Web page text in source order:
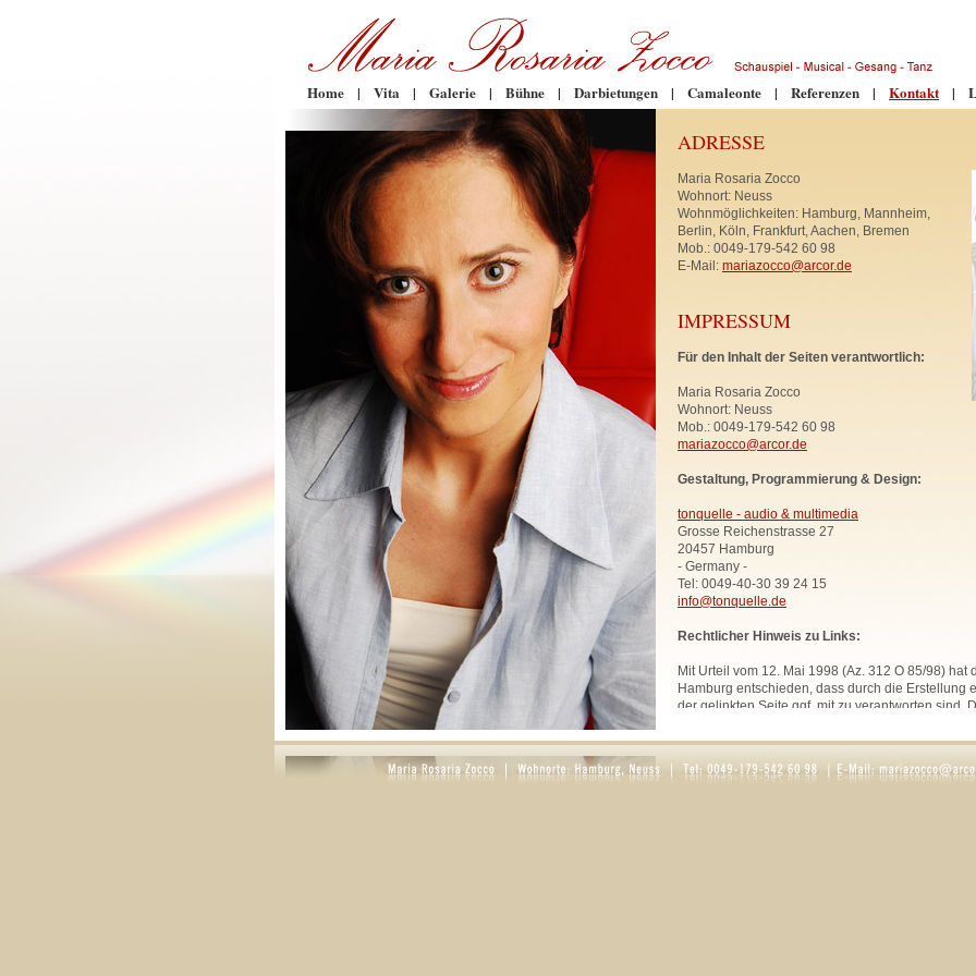
Home | Vita | Galerie | Bühne | Darbietungen | Camaleonte | Referenzen | Kontakt |
ADRESSE
Maria Rosaria Zocco
Wohnort: Neuss
Wohnmöglichkeiten: Hamburg, Mannheim,
Berlin, Köln, Frankfurt, Aachen, Bremen
Mob.: 0049-179-542 60 98
E-Mail: mariazocco@arcor.de
IMPRESSUM
Für den Inhalt der Seiten verantwortlich:
Maria Rosaria Zocco
Wohnort: Neuss
Mob.: 0049-179-542 60 98
mariazocco@arcor.de
Gestaltung, Programmierung & Design:
tonquelle - audio & multimedia
Grosse Reichenstrasse 27
20457 Hamburg
- Germany -
Tel: 0049-40-30 39 24 15
info@tonquelle.de
Rechtlicher Hinweis zu Links:
Mit Urteil vom 12. Mai 1998 (Az. 312 O 85/98) hat
Hamburg entschieden, dass durch die Erstellung
der gelinkten Seite ggf. mit zu verantworten sind.
Website. Diese Erklärung gilt für sämtliche Links
zur Zeit bestehen oder in Zukunft bestehen
Alle Bilder, Texte und Grafiken, sofern nicht